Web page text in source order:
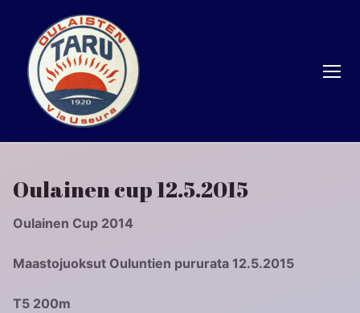
sisältöön
Oulainen cup 12.5.2015
Oulainen Cup 2014
Maastojuoksut Ouluntien pururata 12.5.2015
T5 200m